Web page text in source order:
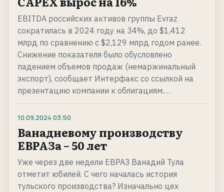
EBITDA российских активов группы Evraz
сократилась в 2024 году на 34%, до $1,412
млрд по сравнению с $2,129 млрд годом ранее.
Снижение показателя было обусловлено
падением объемов продаж (немаржинальный
экспорт), сообщает Интерфакс со ссылкой на
презентацию компании к облигациям.…
10.09.2024 03:50
Ванадиевому производству
ЕВРАЗа – 50 лет
Уже через две недели ЕВРАЗ Ванадий Тула
отметит юбилей. С чего началась история
тульского производства? Изначально цех